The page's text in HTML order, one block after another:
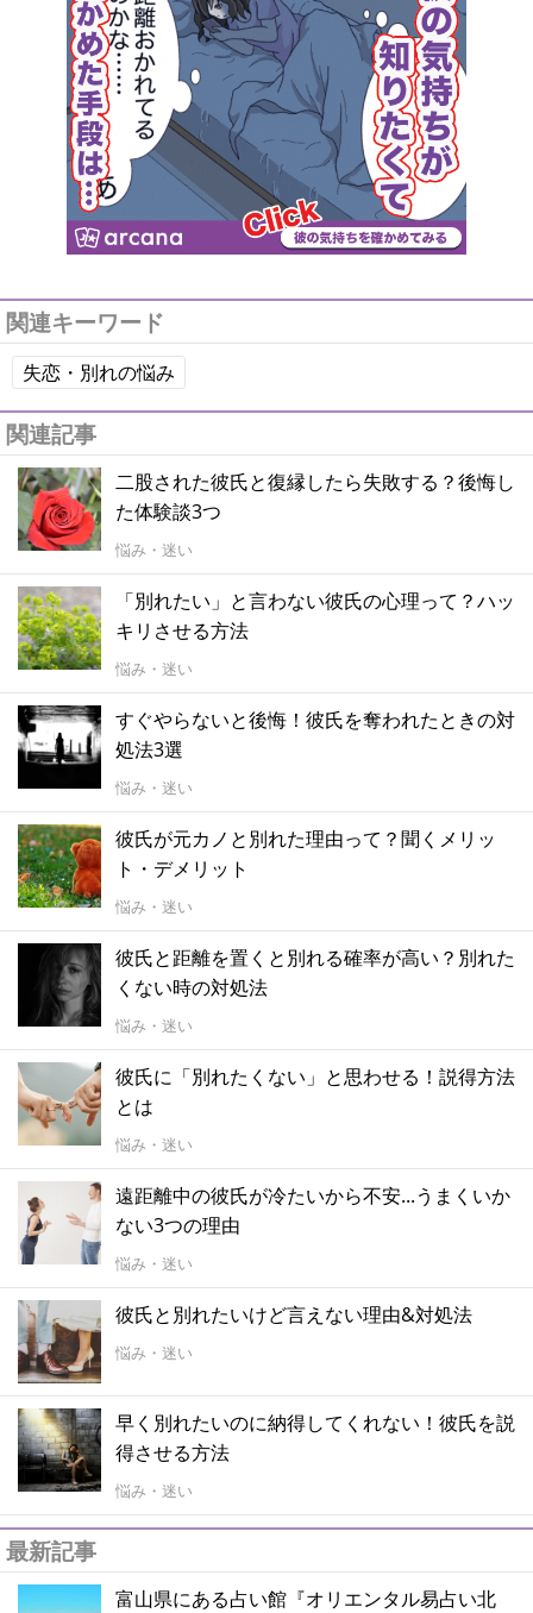
関連キーワード
失恋・別れの悩み
関連記事
二股された彼氏と復縁したら失敗する？後悔し
た体験談3つ
悩み・迷い
「別れたい」と言わない彼氏の心理って？ハッ
キリさせる方法
悩み・迷い
すぐやらないと後悔！彼氏を奪われたときの対
処法3選
悩み・迷い
彼氏が元カノと別れた理由って？聞くメリッ
ト・デメリット
悩み・迷い
彼氏と距離を置くと別れる確率が高い？別れた
くない時の対処法
悩み・迷い
彼氏に「別れたくない」と思わせる！説得方法
とは
悩み・迷い
遠距離中の彼氏が冷たいから不安...うまくいか
ない3つの理由
悩み・迷い
彼氏と別れたいけど言えない理由&対処法
悩み・迷い
早く別れたいのに納得してくれない！彼氏を説
得させる方法
悩み・迷い
最新記事
富山県にある占い館『オリエンタル易占い北